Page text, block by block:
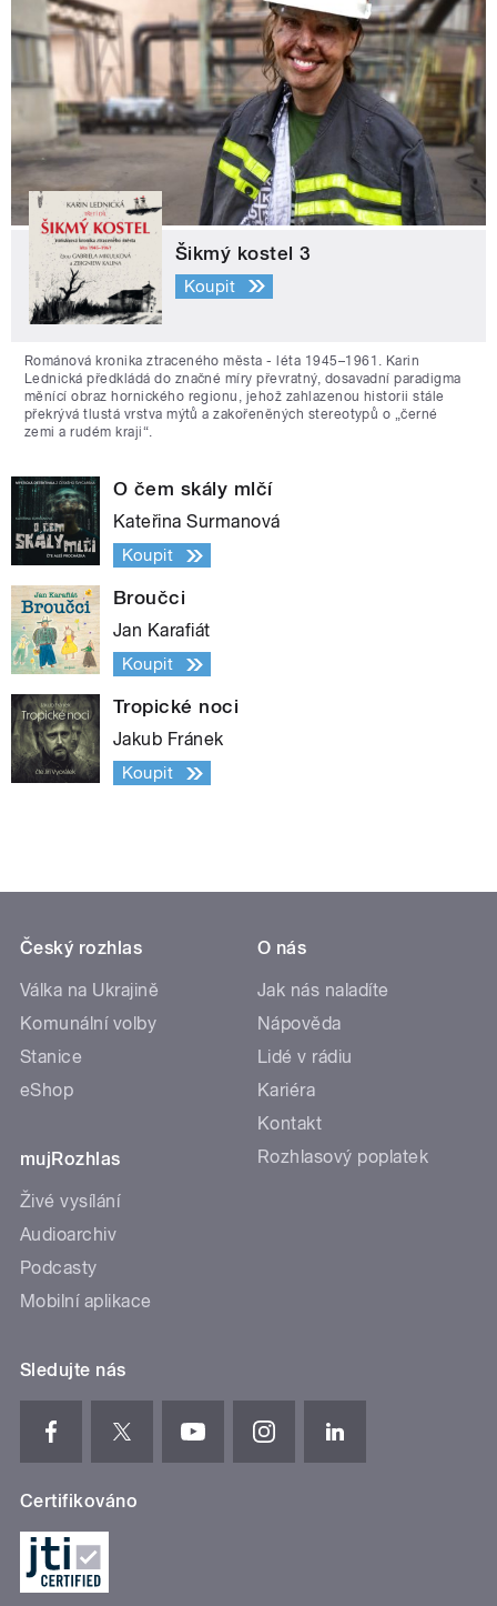
Šikmý kostel 3
Koupit
Románová kronika ztraceného města - léta 1945–1961. Karin
Lednická předkládá do značné míry převratný, dosavadní paradigma
měnící obraz hornického regionu, jehož zahlazenou historii stále
překrývá tlustá vrstva mýtů a zakořeněných stereotypů o „černé
zemi a rudém kraji“.
O čem skály mlčí
Kateřina Surmanová
Koupit
Broučci
Jan Karafiát
Koupit
Tropické noci
Jakub Fránek
Koupit
Český rozhlas
Válka na Ukrajině
Komunální volby
Stanice
eShop
mujRozhlas
Živé vysílání
Audioarchiv
Podcasty
Mobilní aplikace
O nás
Jak nás naladíte
Nápověda
Lidé v rádiu
Kariéra
Kontakt
Rozhlasový poplatek
Sledujte nás
Certifikováno